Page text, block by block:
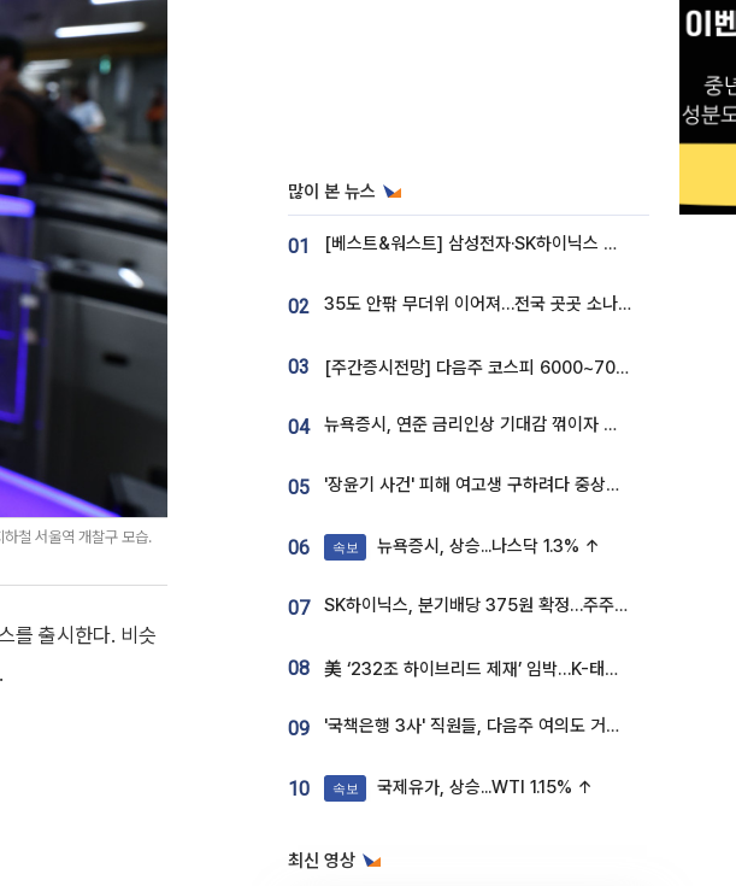
철 서울역 개찰구 모습.
를 출시한다. 비슷
많이 본 뉴스
01 [베스트&워스트] 삼성전자·SK하이닉스 밀린 한 주…상상인증권은 85% 급등
02 35도 안팎 무더위 이어져…전국 곳곳 소나기 [오늘 날씨]
03 [주간증시전망] 다음주 코스피 6000~7000⋯“外人 수급은 정책이 변수”
04 뉴욕증시, 연준 금리인상 기대감 꺾이자 상승...S&P500 사상 최고치 [종합]
05 '장윤기 사건' 피해 여고생 구하려다 중상…고교생 의상자 지정
06 속보 뉴욕증시, 상승...나스닥 1.3% ↑
07 SK하이닉스, 분기배당 375원 확정…주주환원책 9월로 앞당겨 발표
08 美 ‘232조 하이브리드 제재’ 임박…K-태양광, 불확실성 털고 날개 다나
09 '국책은행 3사' 직원들, 다음주 여의도 거리 나서는 까닭은
10 속보 국제유가, 상승...WTI 1.15% ↑
최신 영상